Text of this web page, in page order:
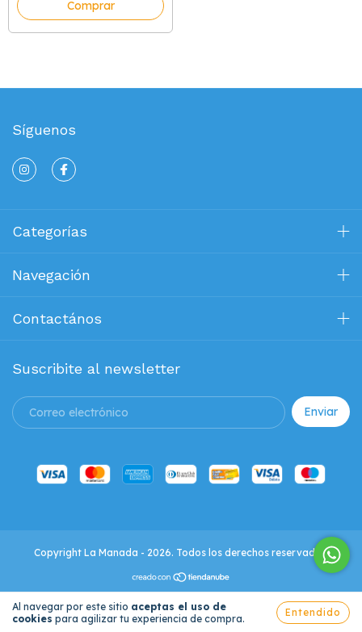
Al navegar por este sitio aceptas el uso de
cookies para agilizar tu experiencia de compra.
Entendido
Comprar
Síguenos
Categorías
Navegación
Contactános
Suscribite al newsletter
Copyright La Manada - 2026. Todos los derechos reservados.